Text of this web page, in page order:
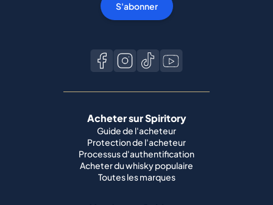
S'abonner
Acheter sur Spiritory
Guide de l'acheteur
Protection de l'acheteur
Processus d'authentification
Acheter du whisky populaire
Toutes les marques